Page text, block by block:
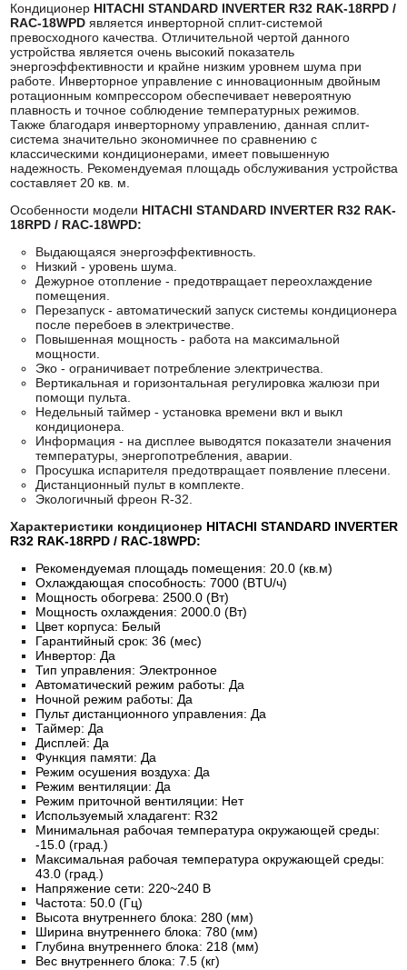
КондиционерHITACHI STANDARD INVERTER R32 RAK-18RPD /
RAC-18WPD является инверторной сплит-системой
превосходного качества. Отличительной чертой данного
устройства является очень высокий показатель
энергоэффективности и крайне низким уровнем шума при
работе. Инверторное управление с инновационным двойным
ротационным компрессором обеспечивает невероятную
плавность и точное соблюдение температурных режимов.
Также благодаря инверторному управлению, данная сплит-
система значительно экономичнее по сравнению с
классическими кондиционерами, имеет повышенную
надежность. Рекомендуемая площадь обслуживания устройства
составляет 20 кв. м.
Особенности модели HITACHI STANDARD INVERTER R32 RAK-
18RPD / RAC-18WPD:
Выдающаяся энергоэффективность.
Низкий - уровень шума.
Дежурное отопление - предотвращает переохлаждение
помещения.
Перезапуск - автоматический запуск системы кондиционера
после перебоев в электричестве.
Повышенная мощность - работа на максимальной
мощности.
Эко - ограничивает потребление электричества.
Вертикальная и горизонтальная регулировка жалюзи при
помощи пульта.
Недельный таймер - установка времени вкл и выкл
кондиционера.
Информация - на дисплее выводятся показатели значения
температуры, энергопотребления, аварии.
Просушка испарителя предотвращает появление плесени.
Дистанционный пульт в комплекте.
Экологичный фреон R-32.
Характеристики кондиционер HITACHI STANDARD INVERTER
R32 RAK-18RPD / RAC-18WPD:
Рекомендуемая площадь помещения: 20.0 (кв.м)
Охлаждающая способность: 7000 (BTU/ч)
Мощность обогрева: 2500.0 (Вт)
Мощность охлаждения: 2000.0 (Вт)
Цвет корпуса: Белый
Гарантийный срок: 36 (мес)
Инвертор: Да
Тип управления: Электронное
Автоматический режим работы: Да
Ночной режим работы: Да
Пульт дистанционного управления: Да
Таймер: Да
Дисплей: Да
Функция памяти: Да
Режим осушения воздуха: Да
Режим вентиляции: Да
Режим приточной вентиляции: Нет
Используемый хладагент: R32
Минимальная рабочая температура окружающей среды:
-15.0 (град.)
Максимальная рабочая температура окружающей среды:
43.0 (град.)
Напряжение сети: 220~240 В
Частота: 50.0 (Гц)
Высота внутреннего блока: 280 (мм)
Ширина внутреннего блока: 780 (мм)
Глубина внутреннего блока: 218 (мм)
Вес внутреннего блока: 7.5 (кг)